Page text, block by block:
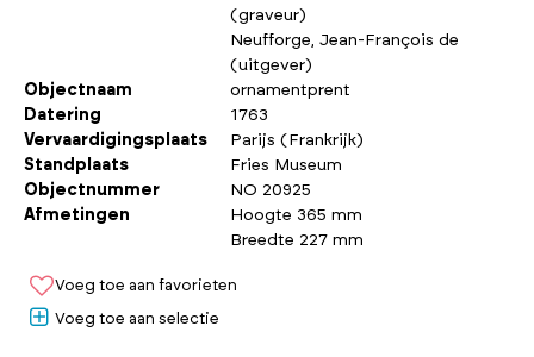
(graveur)
Neufforge, Jean-François de
(uitgever)
Objectnaam
ornamentprent
Datering
1763
Vervaardigingsplaats
Parijs (Frankrijk)
Standplaats
Fries Museum
Objectnummer
NO 20925
Afmetingen
Hoogte 365 mm
Breedte 227 mm
Voeg toe aan favorieten
Voeg toe aan selectie